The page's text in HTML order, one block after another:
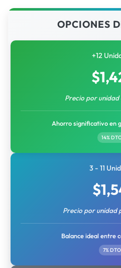
OPCIONES
+12
$
Precio por
Ahorro significativo en
14%
3 - 11
$
Precio por unidad
Balance ideal entre
7%